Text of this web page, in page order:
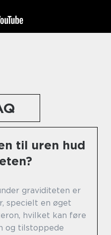
til uren hud
graviditeten er
specielt en øget
hvilket kan føre
og tilstoppede